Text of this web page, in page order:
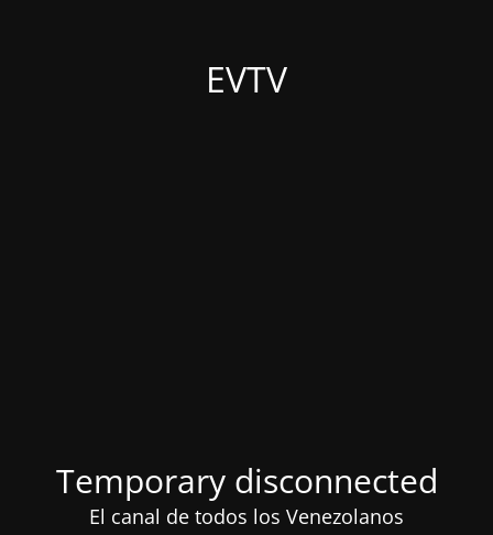
EVTV
Temporary disconnected
El canal de todos los Venezolanos